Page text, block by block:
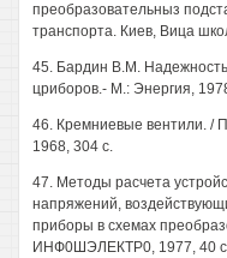
преобразовательныз
транспорта. Киев, Вица
45. Бардин В.М.
цриборов.- М.: Энергия,
46. Кремниевые вентили. /
1968, 304 с.
47. Методы расчета
напряжений,
приборы в схемах
ИНФ0ШЭЛЕКТР0, 1977, 40